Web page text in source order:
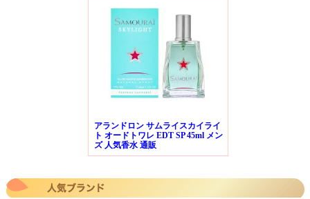
アランドロン サムライスカイライ
ト オードトワレ EDT SP 45ml メン
ズ 人気香水 通販